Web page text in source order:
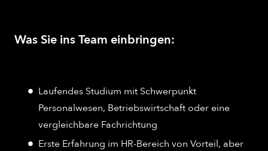
Was Sie ins Team einbringen:
Laufendes Studium mit Schwerpunkt
Personalwesen, Betriebswirtschaft oder eine
vergleichbare Fachrichtung
Erste Erfahrung im HR-Bereich von Vorteil, aber